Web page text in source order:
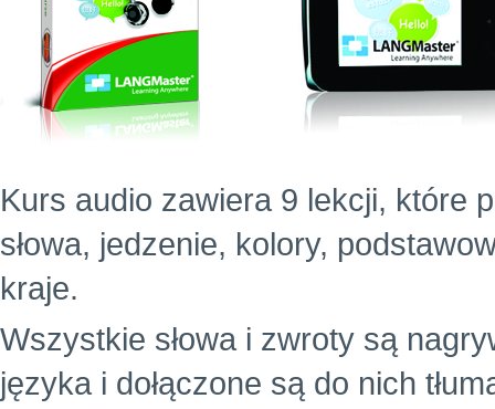
Kurs audio zawiera 9 lekcji, które
słowa, jedzenie, kolory,
kraje.
Wszystkie słowa i zwroty są
języka i dołączone są do nich